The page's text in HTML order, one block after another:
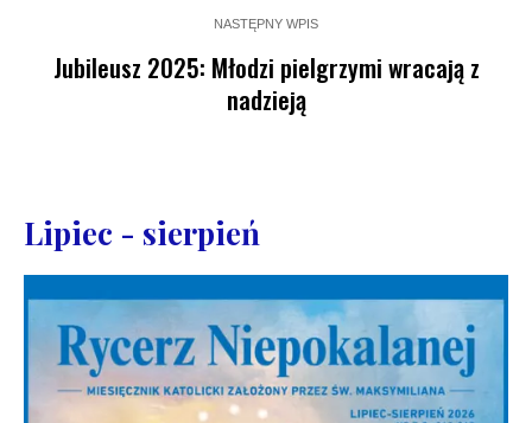
NASTĘPNY WPIS
Jubileusz 2025: Młodzi pielgrzymi wracają z
nadzieją
Lipiec - sierpień